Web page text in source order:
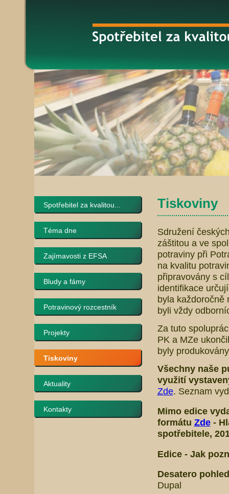
Spotřebitel za kvalitou...
Téma dne
Zajímavosti z EFSA
Bludy a fámy
Potravinový rozcestník
Projekty
Tiskoviny
Aktuality
Kontakty
Tiskoviny
Sdružení
záštitou a ve
potraviny při
na kvalitu
připravovány s
identifikace
byla každoročně
byli vždy
Za tuto
PK a MZe
byly
Všechny naše
využití
Zde. Seznam
Mimo edice
formátu Zde-
spotřebitele,
Edice - Jak
Desatero
Dupal